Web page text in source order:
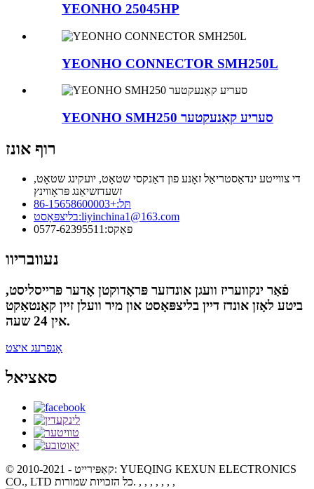
YEONHO 25045HP
YEONHO CONNECTOR SMH250L
YEONHO SMH250 סעריע קאַנעקטער
רוף אונז
די צווייטע ינדאַסטריאַל זאָנע פון ​​דאַנקסי שטאָט, יועקינג שטאָט,
זשעדזשיאַנג פּראָווינץ
תּל:+86-15658600003
בליצפּאָסט:liyinchina1@163.com
פאַקס: 0577-62395511
נעוובריוו
פֿאַר ינקוועריז וועגן אונדזער פּראָדוקטן אָדער פּרייסליסט,
ביטע לאָזן אונדז דיין בליצפּאָסט און מיר וועלן זיין קאָנטאַקט
אין 24 שעה.
אָנפרעג איצט
סאציאל
© קאַפּירייט - 2010-2021: YUEQING KEXUN ELECTRONICS
CO., LTD כל הזכויות שמורות. , , , , , , ,